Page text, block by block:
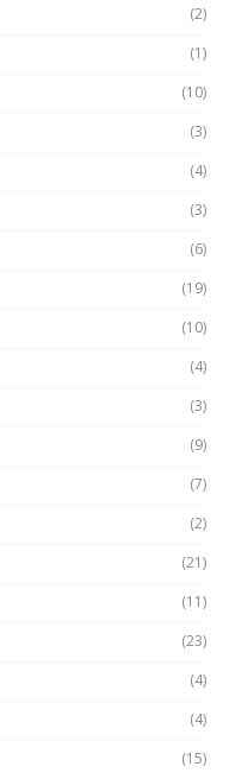
(2)
(1)
(10)
(3)
(4)
(3)
(6)
(19)
(10)
(4)
(3)
(9)
(7)
(2)
(21)
(11)
(23)
(4)
(4)
(15)